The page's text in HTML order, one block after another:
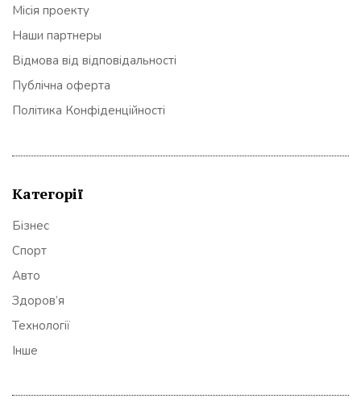
Місія проекту
Наши партнеры
Відмова від відповідальності
Публічна оферта
Політика Конфіденційності
Категорії
Бізнес
Спорт
Авто
Здоров’я
Технології
Інше